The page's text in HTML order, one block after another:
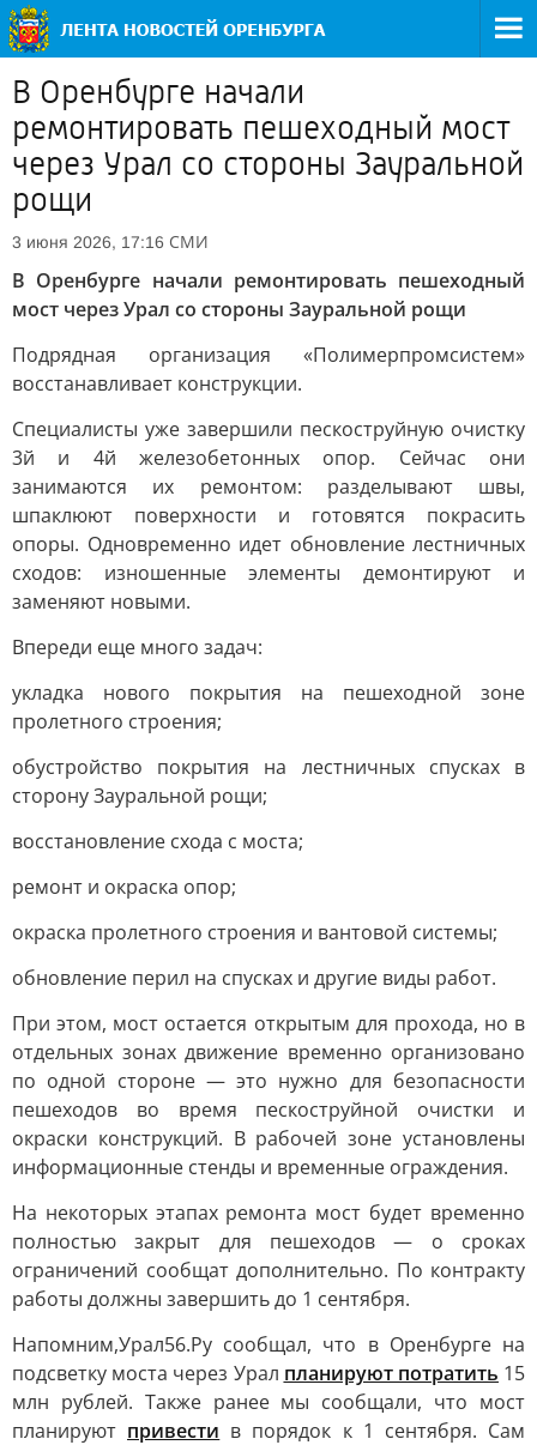
В Оренбурге начали
ремонтировать пешеходный мост
через Урал со стороны Зауральной
рощи
3 июня 2026, 17:16 СМИ
В Оренбурге начали ремонтировать пешеходный
мост через Урал со стороны Зауральной рощи
Подрядная организация «Полимерпромсистем»
восстанавливает конструкции.
Специалисты уже завершили пескоструйную очистку
3й и 4й железобетонных опор. Сейчас они
занимаются их ремонтом: разделывают швы,
шпаклюют поверхности и готовятся покрасить
опоры. Одновременно идет обновление лестничных
сходов: изношенные элементы демонтируют и
заменяют новыми.
Впереди еще много задач:
укладка нового покрытия на пешеходной зоне
пролетного строения;
обустройство покрытия на лестничных спусках в
сторону Зауральной рощи;
восстановление схода с моста;
ремонт и окраска опор;
окраска пролетного строения и вантовой системы;
обновление перил на спусках и другие виды работ.
При этом, мост остается открытым для прохода, но в
отдельных зонах движение временно организовано
по одной стороне — это нужно для безопасности
пешеходов во время пескоструйной очистки и
окраски конструкций. В рабочей зоне установлены
информационные стенды и временные ограждения.
На некоторых этапах ремонта мост будет временно
полностью закрыт для пешеходов — о сроках
ограничений сообщат дополнительно. По контракту
работы должны завершить до 1 сентября.
Напомним,Урал56.Ру сообщал, что в Оренбурге на
подсветку моста через Урал планируют потратить 15
млн рублей. Также ранее мы сообщали, что мост
планируют привести в порядок к 1 сентября. Сам